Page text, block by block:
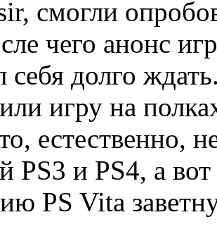
смогли
чего анонс
себя долго
игру на
естественно,
PS3 и PS4, а
PS Vita